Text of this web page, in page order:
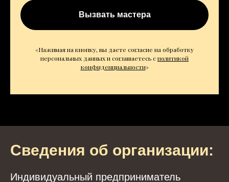
Вызвать мастера
«Нажимая на кнопку, вы даете согласие на обработку
персональных данных и соглашаетесь cполитикой
конфиденциальности»
Сведения об организации:
Индивидуальный предприниматель